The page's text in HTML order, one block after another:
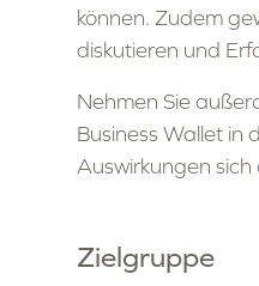
können. Zudem
diskutieren und
Nehmen Sie
Business Wallet
Auswirkungen
Zielgruppe